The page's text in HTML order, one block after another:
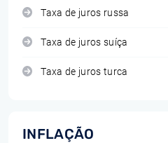
Taxa de juros russa
Taxa de juros suíça
Taxa de juros turca
INFLAÇÃO